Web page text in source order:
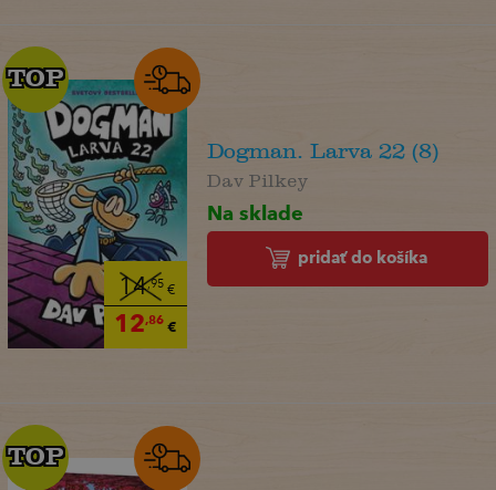
14,95€
12,86€
TOP
TOP
Dogman. Larva 22 (8)
Dav Pilkey
Na sklade
pridať do košíka
TOP
TOP